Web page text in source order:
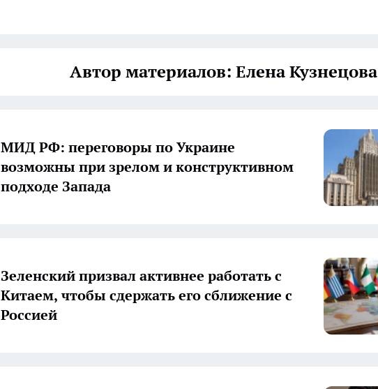
Автор материалов: Елена Кузнецова
МИД РФ: переговоры по Украине
возможны при зрелом и конструктивном
подходе Запада
Зеленский призвал активнее работать с
Китаем, чтобы сдержать его сближение с
Россией